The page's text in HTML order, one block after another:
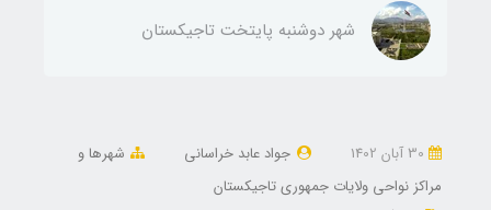
شهر دوشنبه پايتخت تاجیکستان
جواد عابد خراسانی
شهرها و
مراکز نواحی ولایات جمهوری تاجیکستان